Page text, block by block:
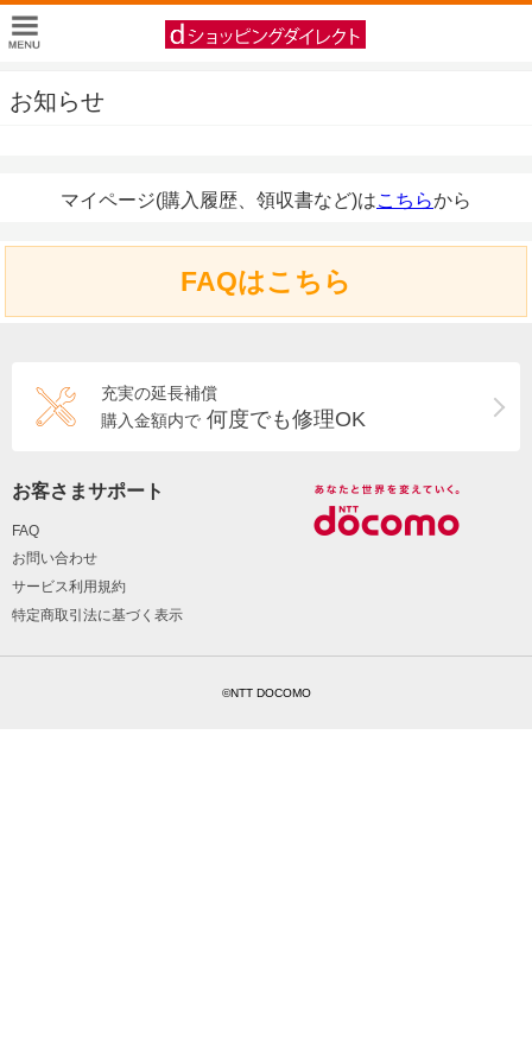
お知らせ
マイページ(購入履歴、領収書など)はこちらから
FAQはこちら
充実の延長補償
購入金額内で 何度でも修理OK
お客さまサポート
FAQ
お問い合わせ
サービス利用規約
特定商取引法に基づく表示
©NTT DOCOMO